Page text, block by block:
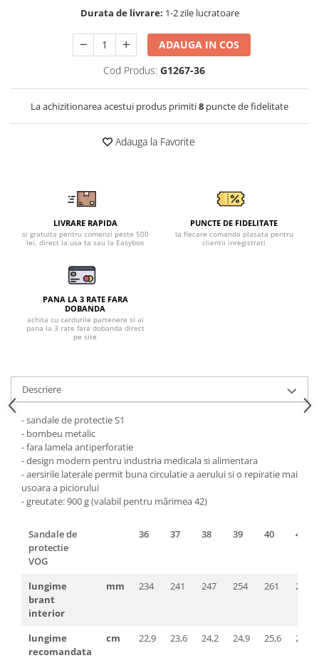
Impermeabila
Combinezoane de lucru
Costume de ploaie impermeabile
Jachete / Bluze salopeta
Pantaloni de lucru
Sorturi impermeabile
Pantaloni de lucru in talie
Pentru sudura
Jachete pentru sudura
Pantaloni de protectie
Pantaloni de lucru cu pieptar
Veste de lucru
Pentru femei
Bluze pentru femei
Fleece-uri
Halate
Jachete / Bluze salopeta
Pantaloni de lucru in talie
Tricouri polo
Durata de livrare: 1-2 zile lucratoare
ADAUGA IN COS
Cod Produs: G1267-36
La achizitionarea acestui produs primiti8 puncte de fidelitate
Adauga la Favorite
LIVRARE RAPIDA
si gratuita pentru comenzi peste 500
lei, direct la usa ta sau la Easybox
PUNCTE DE FIDELITATE
la fiecare comanda plasata pentru
clientii inregistrati
PANA LA 3 RATE FARA
DOBANDA
achita cu cardurile partenere si ai
pana la 3 rate fara dobanda direct
pe site
Descriere
- sandale de protectie S1
- bombeu metalic
- fara lamela antiperforatie
- design modern pentru industria medicala si alimentara
- aersirile laterale permit buna circulatie a aerului si o repiratie mai
usoara a piciorului
-greutate: 900 g (valabil pentru mărimea 42)
Sandale de
protectie
VOG
36 37 38 39 40 41
lungime
brant
interior
mm 234 241 247 254 261 267
lungime
recomandata
cm 22,9 23,6 24,2 24,9 25,6 26,2